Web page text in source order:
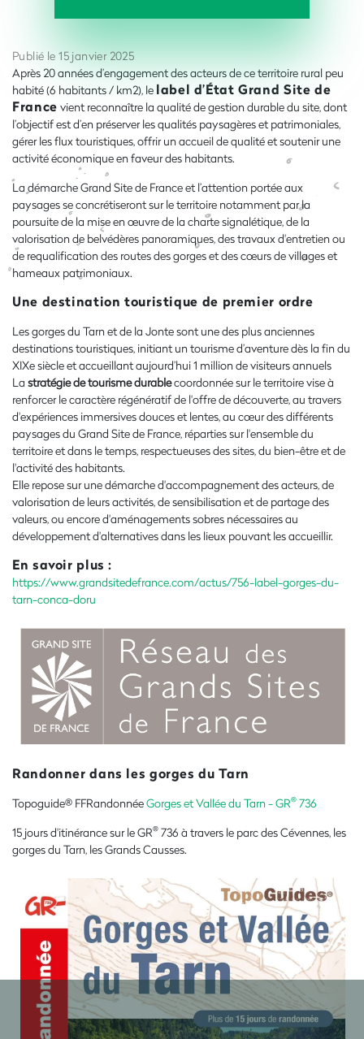
Publié le 15 janvier 2025
Après 20 années d’engagement des acteurs de ce territoire rural peu
habité (6 habitants / km2), le label d’État Grand Site de
France vient reconnaître la qualité de gestion durable du site, dont
l’objectif est d’en préserver les qualités paysagères et patrimoniales,
gérer les flux touristiques, offrir un accueil de qualité et soutenir une
activité économique en faveur des habitants.
La démarche Grand Site de France et l’attention portée aux
paysages se concrétiseront sur le territoire notamment par la
poursuite de la mise en œuvre de la charte signalétique, de la
valorisation de belvédères panoramiques, des travaux d'entretien ou
de requalification des routes des gorges et des cœurs de villages et
hameaux patrimoniaux.
Une destination touristique de premier ordre
Les gorges du Tarn et de la Jonte sont une des plus anciennes
destinations touristiques, initiant un tourisme d’aventure dès la fin du
XIXe siècle et accueillant aujourd’hui 1 million de visiteurs annuels
La stratégie de tourisme durablecoordonnée sur le territoire vise à
renforcer le caractère régénératif de l'offre de découverte, au travers
d'expériences immersives douces et lentes, au cœur des différents
paysages du Grand Site de France, réparties sur l'ensemble du
territoire et dans le temps, respectueuses des sites, du bien-être et de
l'activité des habitants.
Elle repose sur une démarche d'accompagnement des acteurs, de
valorisation de leurs activités, de sensibilisation et de partage des
valeurs, ou encore d'aménagements sobres nécessaires au
développement d'alternatives dans les lieux pouvant les accueillir.
En savoir plus :
https://www.grandsitedefrance.com/actus/756-label-gorges-du-
tarn-conca-doru
Randonner dans les gorges du Tarn
Topoguide® FFRandonnéeGorges et Vallée du Tarn - GR® 736
15 jours d'itinérance sur le GR® 736 à travers le parc des Cévennes, les
gorges du Tarn, les Grands Causses.